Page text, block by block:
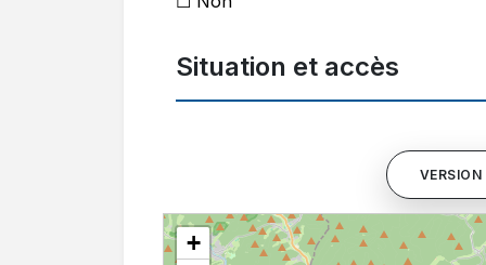
Situation et accès
+